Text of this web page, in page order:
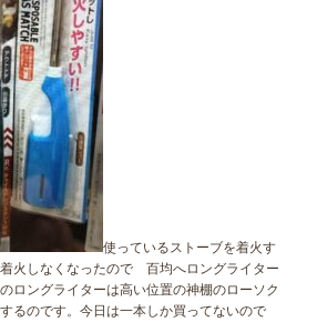
使っているストーブを着火す
火しなくなったので 百均へロングライター
ロングライターは高い位置の神棚のローソク
るのです。今日は一本しか買ってないので